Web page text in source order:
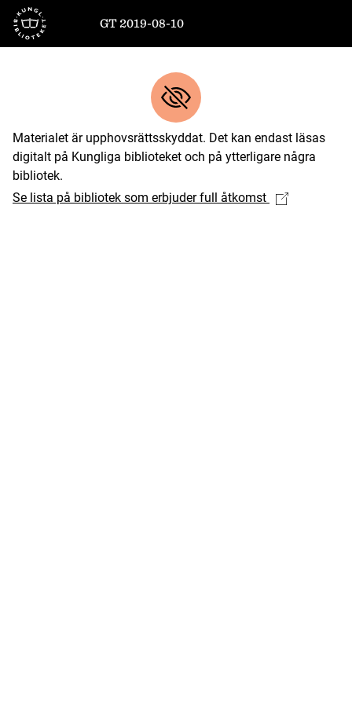
Till startsidan
GT 2019-08-10
Materialet är upphovsrättsskyddat. Det kan endast läsas
digitalt på Kungliga biblioteket och på ytterligare några
bibliotek.
Se lista på bibliotek som erbjuder full åtkomst